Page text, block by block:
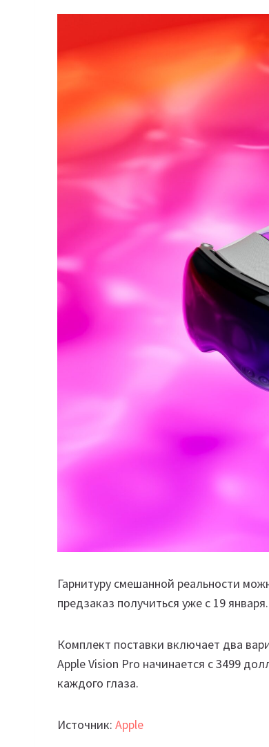
Гарнитуру смешанной реальности
предзаказ получиться уже с 19 января.
Комплект поставки включает два
Apple Vision Pro начинается с 3499
каждого глаза.
Источник: Apple